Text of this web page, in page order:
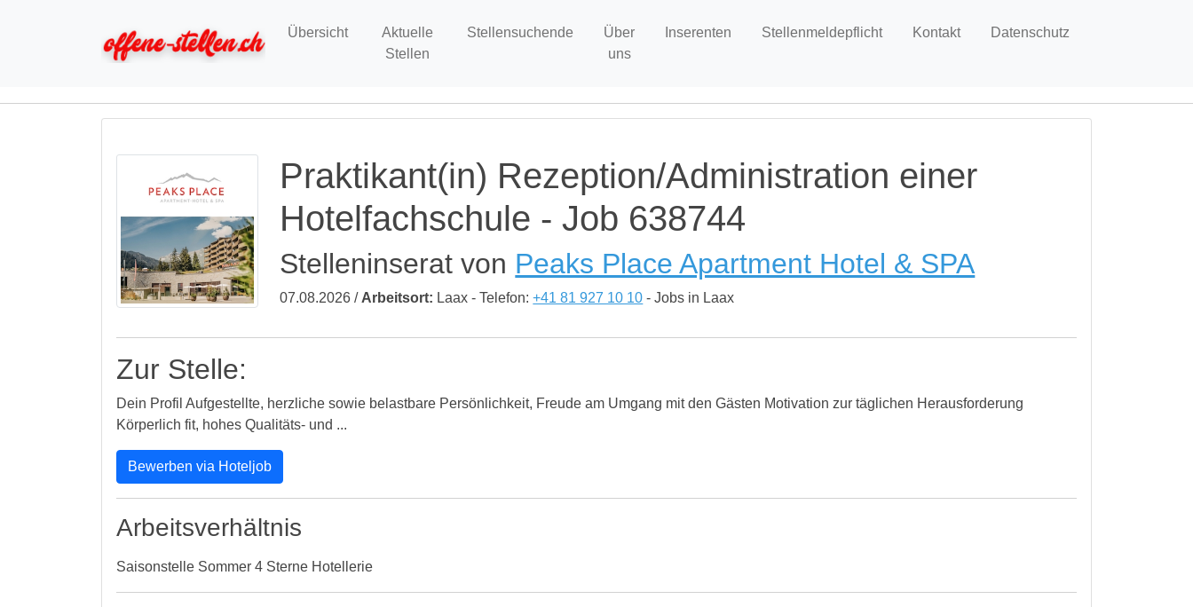
Übersicht
Aktuelle
Stellen
Stellensuchende
Über
uns
Inserenten Stellenmeldepflicht Kontakt Datenschutz
Praktikant(in) Rezeption/Administration einer
Hotelfachschule - Job 638744
Stelleninserat von Peaks Place Apartment Hotel & SPA
07.08.2026 / Arbeitsort: Laax - Telefon:+41 81 927 10 10 - Jobs in Laax
Zur Stelle:
Dein Profil Aufgestellte, herzliche sowie belastbare Persönlichkeit, Freude am Umgang mit den Gästen Motivation zur täglichen Herausforderung
Körperlich fit, hohes Qualitäts- und ...
Bewerben via Hoteljob
Arbeitsverhältnis
Saisonstelle Sommer 4 Sterne Hotellerie